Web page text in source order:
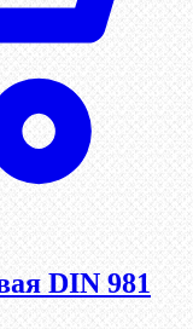
DIN 981